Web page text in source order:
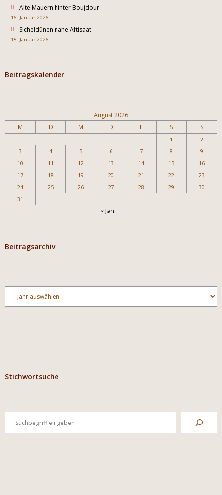
Alte Mauern hinter Boujdour
16. Januar 2026
Sicheldünen nahe Aftisaat
15. Januar 2026
Beitragskalender
August 2026
M D M D F S S
1
2
3
4 5 6 7 8
9
10
11 12 13 14 15
16
17
18 19 20 21 22
23
24
25 26 27 28 29
30
31
« Jan.
Beitragsarchiv
Archiv
Stichwortsuche